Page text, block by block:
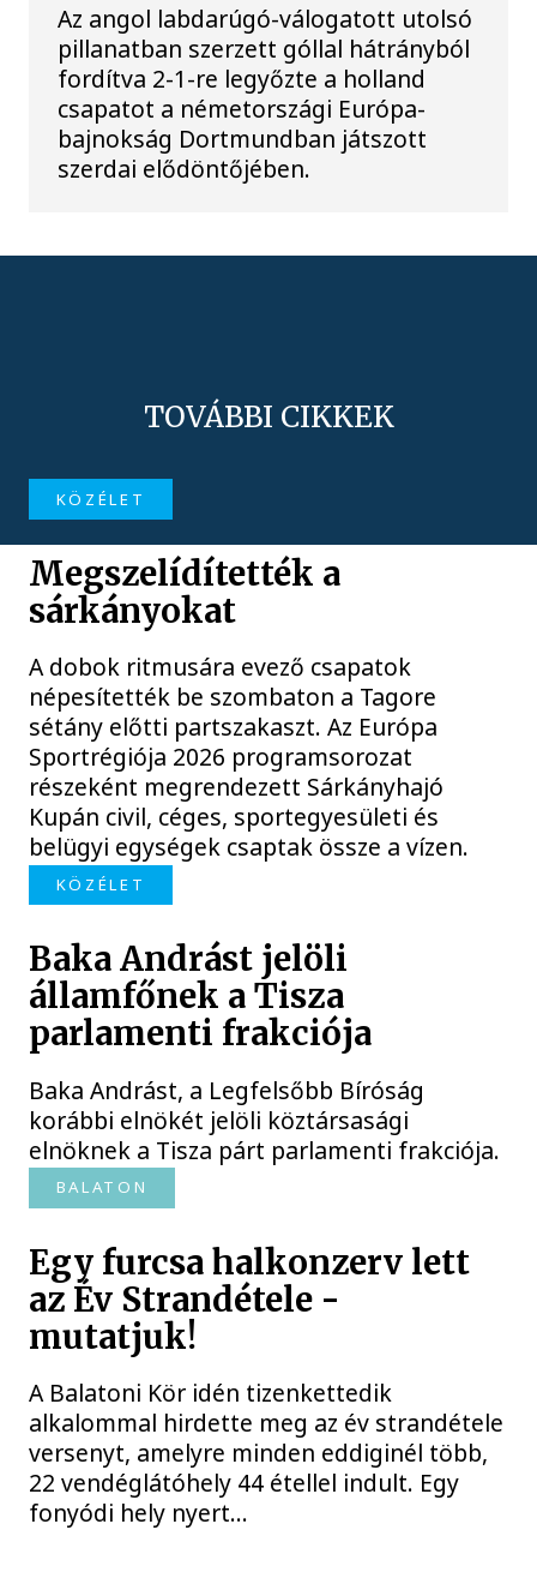
Az angol labdarúgó-válogatott utolsó
pillanatban szerzett góllal hátrányból
fordítva 2-1-re legyőzte a holland
csapatot a németországi Európa-
bajnokság Dortmundban játszott
szerdai elődöntőjében.
TOVÁBBI CIKKEK
KÖZÉLET
Megszelídítették a
sárkányokat
A dobok ritmusára evező csapatok
népesítették be szombaton a Tagore
sétány előtti partszakaszt. Az Európa
Sportrégiója 2026 programsorozat
részeként megrendezett Sárkányhajó
Kupán civil, céges, sportegyesületi és
belügyi egységek csaptak össze a vízen.
KÖZÉLET
Baka Andrást jelöli
államfőnek a Tisza
parlamenti frakciója
Baka Andrást, a Legfelsőbb Bíróság
korábbi elnökét jelöli köztársasági
elnöknek a Tisza párt parlamenti frakciója.
BALATON
Egy furcsa halkonzerv lett
az Év Strandétele -
mutatjuk!
A Balatoni Kör idén tizenkettedik
alkalommal hirdette meg az év strandétele
versenyt, amelyre minden eddiginél több,
22 vendéglátóhely 44 étellel indult. Egy
fonyódi hely nyert...